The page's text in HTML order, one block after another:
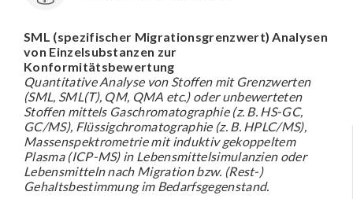
SML (spezifischer Migrationsgrenzwert) Analysen
von Einzelsubstanzen zur
Konformitätsbewertung
Quantitative Analyse von Stoffen mit Grenzwerten
(SML, SML(T), QM, QMA etc.) oder unbewerteten
Stoffen mittels Gaschromatographie (z. B. HS-GC,
GC/MS), Flüssigchromatographie (z. B. HPLC/MS),
Massenspektrometrie mit induktiv gekoppeltem
Plasma (ICP-MS) in Lebensmittelsimulanzien oder
Lebensmitteln nach Migration bzw. (Rest-)
Gehaltsbestimmung im Bedarfsgegenstand.